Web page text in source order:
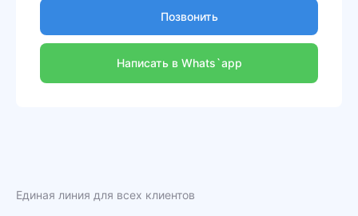
Позвонить
Написать в Whats`app
Единая линия для всех клиентов